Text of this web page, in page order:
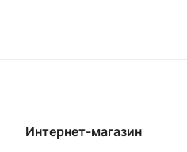
Интернет-магазин